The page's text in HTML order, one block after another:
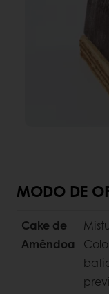
MODO DE
Cake de
Amêndoa